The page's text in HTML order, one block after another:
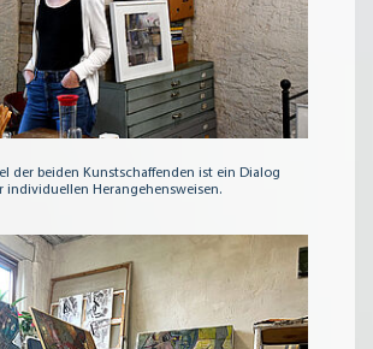
der beiden Kunstschaffenden ist ein Dialog
individuellen Herangehensweisen.